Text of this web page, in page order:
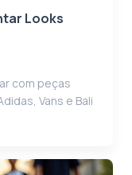
Looks
com peças
Vans e Bali